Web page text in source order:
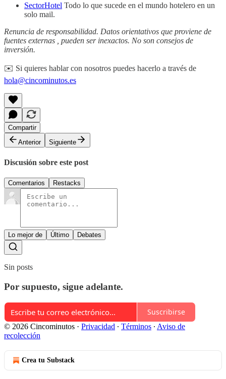
SectorHotel Todo lo que sucede en el mundo hotelero en un
solo mail.
Renuncia de responsabilidad. Datos orientativos que proviene de
fuentes externas , pueden ser inexactos. No son consejos de
inversión.
✉️ Si quieres hablar con nosotros puedes hacerlo a través de
hola@cincominutos.es
Compartir
Anterior
Siguiente
Discusión sobre este post
Comentarios Restacks
Lo mejor de Último Debates
Sin posts
Por supuesto, sigue adelante.
Suscribirse
© 2026 Cincominutos · Privacidad ∙ Términos ∙ Aviso de
recolección
Crea tu Substack